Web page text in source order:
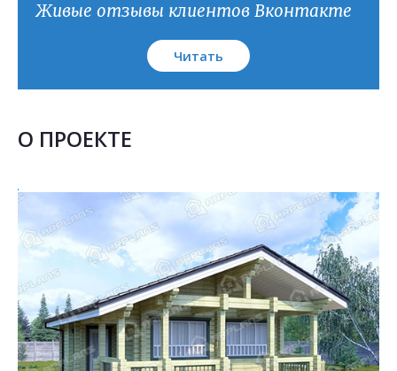
Живые отзывы клиентов Вконтакте
Читать
О ПРОЕКТЕ